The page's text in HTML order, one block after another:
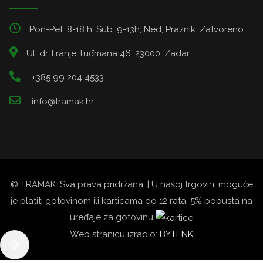
Pon-Pet: 8-18 h; Sub: 9-13h, Ned, Praznik: Zatvoreno
Ul. dr. Franje Tuđmana 46, 23000, Zadar
+385 99 204 4533
info@tramak.hr
© TRAMAK. Sva prava pridržana. | U našoj trgovini moguće
je platiti gotovinom ili karticama do 12 rata. 5% popusta na
uređaje za gotovinu
Web stranicu izradio: BYTENK